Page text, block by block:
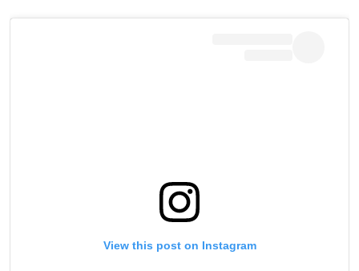
View this post on Instagram